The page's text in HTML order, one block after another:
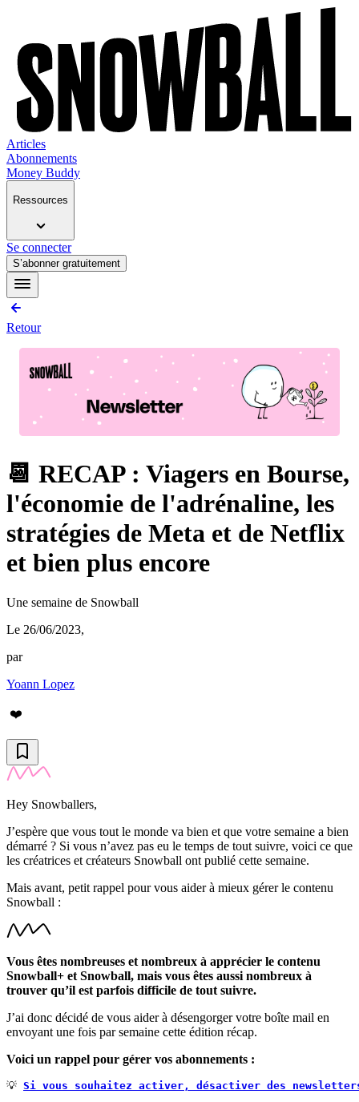
Articles
Abonnements
Money Buddy
Ressources
Se connecter
S’abonner gratuitement
Retour
📆 RECAP : Viagers en Bourse,
l'économie de l'adrénaline, les
stratégies de Meta et de Netflix
et bien plus encore
Une semaine de Snowball
Le 26/06/2023,
par
Yoann Lopez
❤️
Hey Snowballers,
J’espère que vous tout le monde va bien et que votre semaine a bien
démarré ? Si vous n’avez pas eu le temps de tout suivre, voici ce que
les créatrices et créateurs Snowball ont publié cette semaine.
Mais avant, petit rappel pour vous aider à mieux gérer le contenu
Snowball :
Vous êtes nombreuses et nombreux à apprécier le contenu
Snowball+ et Snowball, mais vous êtes aussi nombreux à
trouver qu’il est parfois difficile de tout suivre.
J’ai donc décidé de vous aider à désengorger votre boîte mail en
envoyant une fois par semaine cette édition récap.
Voici un rappel pour gérer vos abonnements :
💡 Si vous souhaitez activer, désactiver des